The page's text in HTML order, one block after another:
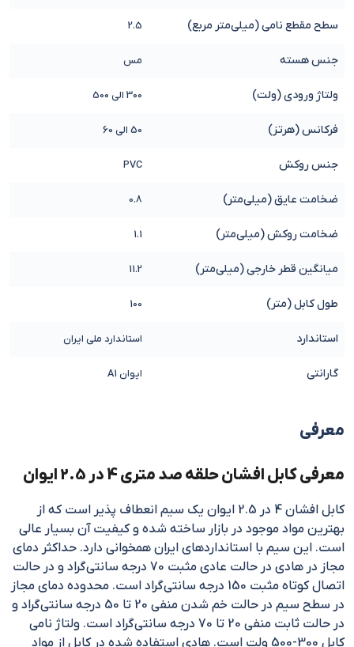
سطح مقطع نامی (میلی‌متر مربع) 2.5
جنس هسته مس
ولتاژ ورودی (ولت) 300 الی 500
فرکانس (هرتز) 50 الی 60
جنس روکش PVC
ضخامت عایق (میلی‌متر) 0.8
ضخامت روکش (میلی‌متر) 1.1
میانگین قطر خارجی (میلی‌متر) 11.2
طول کابل (متر) 100
استاندارد استاندارد ملی ایران
گارانتی ایوان A1
معرفی
معرفی کابل افشان حلقه صد متری 4 در 2.5 ایوان
کابل افشان 4 در 2.5 ایوان یک سیم انعطاف پذیر است که از
بهترین مواد موجود در بازار ساخته شده و کیفیت آن بسیار عالی
است. این سیم با استانداردهای ایران همخوانی دارد. حداکثر دمای
مجاز در هادی در حالت عادی مثبت 70 درجه سانتی‌گراد و در حالت
اتصال کوتاه مثبت 150 درجه سانتی‌گراد است. محدوده دمای مجاز
در سطح سیم در حالت خم شدن منفی 20 تا 50 درجه سانتی‌گراد و
در حالت ثابت منفی 20 تا 70 درجه سانتی‌گراد است. ولتاژ نامی
کابل 300-500 ولت است. هادی استفاده شده در کابل از مواد